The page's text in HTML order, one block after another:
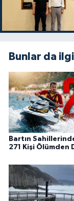
Bunlar da
Bartın
271 Kişi Ölümden